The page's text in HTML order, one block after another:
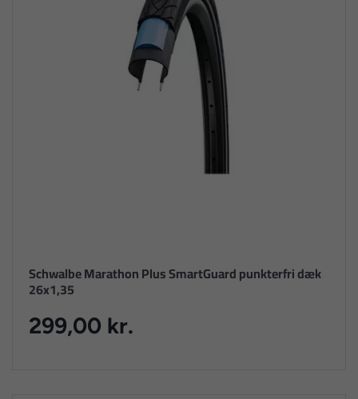
Schwalbe Marathon Plus SmartGuard punkterfri dæk
26x1,35
299,00 kr.